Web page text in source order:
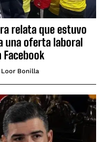
relata que estuvo
una oferta laboral
Bonilla